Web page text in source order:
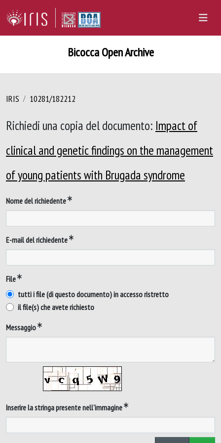
Bicocca Open Archive
IRIS 10281/182212
Richiedi una copia del documento: Impact of
clinical and genetic findings on the management
of young patients with Brugada syndrome
Nome del richiedente
E-mail del richiedente
File
tutti i file (di questo documento) in accesso ristretto
il file(s) che avete richiesto
Messaggio
Inserire la stringa presente nell'immagine